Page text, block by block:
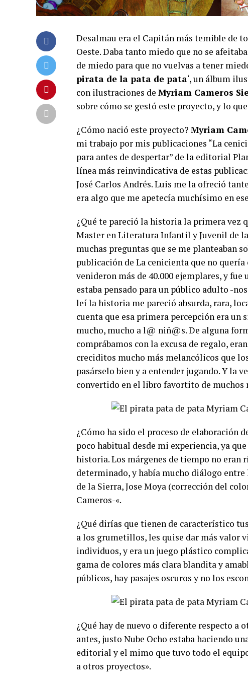
Desalmau era el Capitán más temible de
Oeste. Daba tanto miedo que no se
de miedo para que no vuelvas a tener
pirata de la pata de pata‘, un álbum
con ilustraciones de Myriam Cameros
sobre cómo se gestó este proyecto, y lo
¿Cómo nació este proyecto? Myriam
mi trabajo por mis publicaciones “La
para antes de despertar” de la editorial
línea más reinvindicativa de estas
José Carlos Andrés. Luis me la ofreció
era algo que me apetecía muchísimo en
¿Qué te pareció la historia la primera vez
Master en Literatura Infantil y Juvenil de la
muchas preguntas que se me planteaban
publicación de La cenicienta que no
venideron más de 40.000 ejemplares, y
estaba pensado para un público adulto -
leí la historia me pareció absurda, rara,
cuenta que esa primera percepción era
mucho, mucho a l@ niñ@s. De alguna
comprábamos con la excusa de regalo,
creciditos mucho más melancólicos que
pasárselo bien y a entender jugando. Y la
convertido en el libro favortito de muchos
¿Cómo ha sido el proceso de elaboración
poco habitual desde mi experiencia, ya
historia. Los márgenes de tiempo no eran
determinado, y había mucho diálogo
de la Sierra, Jose Moya (corrección del
Cameros-«.
¿Qué dirías que tienen de característico
a los grumetillos, les quise dar más valor
individuos, y era un juego plástico
gama de colores más clara blandita y
públicos, hay pasajes oscuros y no los
¿Qué hay de nuevo o diferente respecto a
antes, justo Nube Ocho estaba haciendo
editorial y el mimo que tuvo todo el
a otros proyectos».